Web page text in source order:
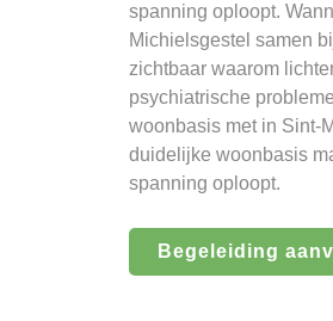
spanning oploopt.
Michielsgestel samen
zichtbaar waarom
psychiatrische
woonbasis met in Sint-
duidelijke woonbasis
spanning oploopt.
Begeleiding